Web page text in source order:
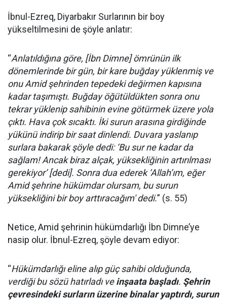
İbnul-Ezreq, Diyarbakır Surlarının bir boy
yükseltilmesini de şöyle anlatır:
“Anlatıldığına göre, [İbn Dimne] ömrünün ilk
dönemlerinde bir gün, bir kare buğday yüklenmiş ve
onu Amid şehrinden tepedeki değirmen kapısına
kadar taşımıştı. Buğday öğütüldükten sonra onu
tekrar yüklenip sahibinin evine götürmek üzere yola
çıktı. Hava çok sıcaktı. İki surun arasına girdiğinde
yükünü indirip bir saat dinlendi. Duvara yaslanıp
surlara bakarak şöyle dedi: ‘Bu sur ne kadar da
sağlam! Ancak biraz alçak, yüksekliğinin artırılması
gerekiyor’ [dedi]. Sonra dua ederek ‘Allah’ım, eğer
Amid şehrine hükümdar olursam, bu surun
yüksekliğini bir boy arttıracağım' dedi.” (s. 55)
Netice, Amid şehrinin hükümdarlığı İbn Dimne’ye
nasip olur. İbnul-Ezreq, şöyle devam ediyor:
“Hükümdarlığı eline alıp güç sahibi olduğunda,
verdiği bu sözü hatırladı veinşaata başladı. Şehrin
çevresindeki surların üzerine binalar yaptırdı, surun